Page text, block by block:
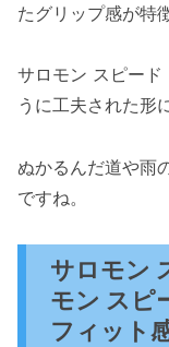
たグリップ感が特
サロモン スピード
うに工夫された形
ぬかるんだ道や雨
ですね。
サロモン
モン スピ
フィット